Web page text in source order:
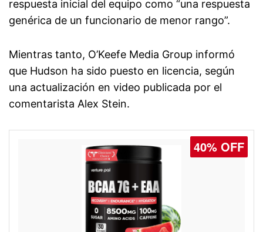
respuesta inicial del equipo como “una respuesta
genérica de un funcionario de menor rango”.
Mientras tanto, O’Keefe Media Group informó
que Hudson ha sido puesto en licencia, según
una actualización en video publicada por el
comentarista Alex Stein.
40% OFF
30% OFF